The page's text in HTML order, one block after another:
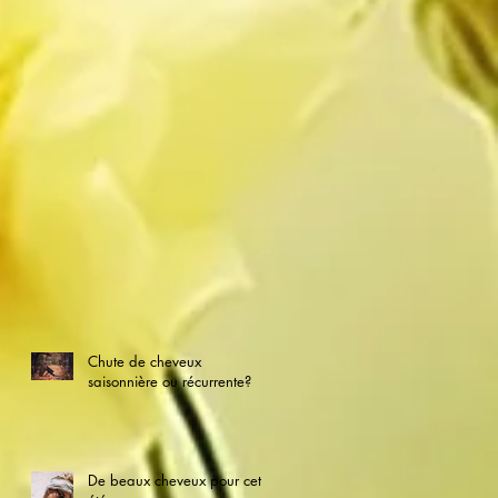
Chute de cheveux
saisonnière ou récurrente?
De beaux cheveux pour cet